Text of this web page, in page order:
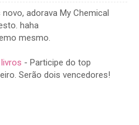
adorava My Chemical
haha
mesmo.
- Participe do top
Serão dois vencedores!